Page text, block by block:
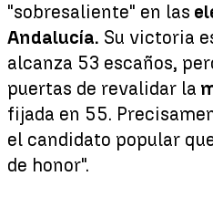
"sobresaliente" en las
Andalucía. Su victoria
alcanza 53 escaños,
puertas de revalidar la
fijada en 55.
el candidato popular
de honor".